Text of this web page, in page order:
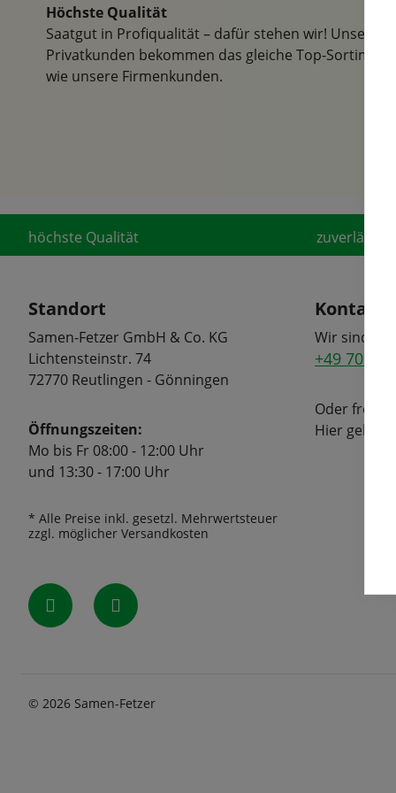
Höchste Qualität
Saatgut in Profiqualität – dafür stehen wir! Unsere
Privatkunden bekommen das gleiche Top-Sortiment
wie unsere Firmenkunden.
höchste Qualität
Standort
Samen-Fetzer GmbH & Co. KG
Lichtensteinstr. 74
72770 Reutlingen - Gönningen
Öffnungszeiten:
Mo bis Fr 08:00 - 12:00 Uhr
und 13:30 - 17:00 Uhr
* Alle Preise inkl. gesetzl. Mehrwertsteuer
zzgl. möglicher Versandkosten
Kontakt
Wir sind
+49 7072
Oder
Hier geht's
© 2026 Samen-Fetzer